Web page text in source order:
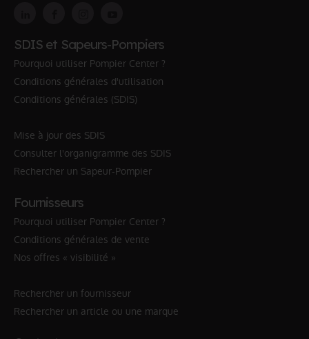
SDIS et Sapeurs-Pompiers
Pourquoi utiliser Pompier Center ?
Conditions générales d'utilisation
Conditions générales (SDIS)
Mise à jour des SDIS
Consulter l'organigramme des SDIS
Rechercher un Sapeur-Pompier
Fournisseurs
Pourquoi utiliser Pompier Center ?
Conditions générales de vente
Nos offres « visibilité »
Rechercher un fournisseur
Rechercher un article ou une marque